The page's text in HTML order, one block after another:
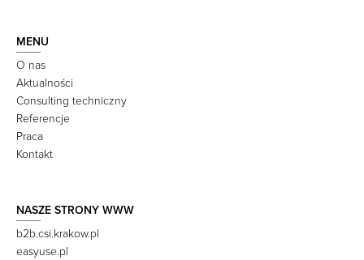
MENU
O nas
Aktualności
Consulting techniczny
Referencje
Praca
Kontakt
NASZE STRONY WWW
b2b.csi.krakow.pl
easyuse.pl